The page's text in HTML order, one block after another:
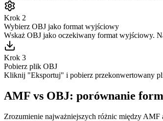
Krok 2
Wybierz OBJ jako format wyjściowy
Wskaż OBJ jako oczekiwany format wyjściowy.
Krok 3
Pobierz plik OBJ
Kliknij "Eksportuj" i pobierz przekonwertowany
AMF vs OBJ: porównanie
Zrozumienie najważniejszych różnic między